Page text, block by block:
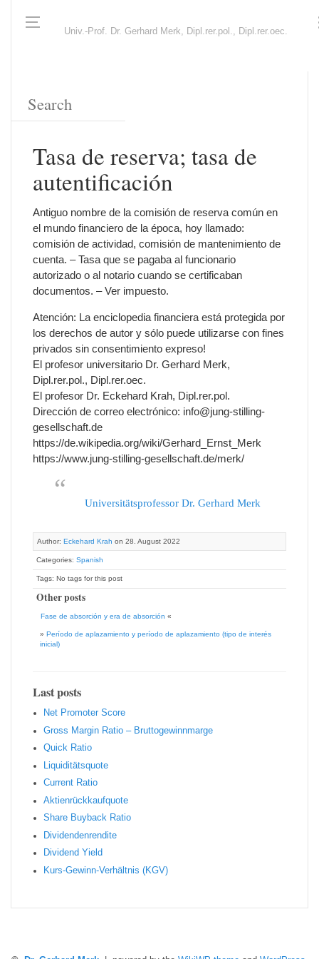
Univ.-Prof. Dr. Gerhard Merk, Dipl.rer.pol., Dipl.rer.oec.
Tasa de reserva; tasa de
autentificación
Antiguo nombre de la comisión de reserva común en
el mundo financiero de la época, hoy llamado:
comisión de actividad, comisión de mantenimiento de
cuenta. – Tasa que se pagaba al funcionario
autorizado o al notario cuando se certificaban
documentos. – Ver impuesto.
Atención: La enciclopedia financiera está protegida por
los derechos de autor y sólo puede utilizarse con fines
privados sin consentimiento expreso!
El profesor universitario Dr. Gerhard Merk,
Dipl.rer.pol., Dipl.rer.oec.
El profesor Dr. Eckehard Krah, Dipl.rer.pol.
Dirección de correo electrónico: info@jung-stilling-
gesellschaft.de
https://de.wikipedia.org/wiki/Gerhard_Ernst_Merk
https://www.jung-stilling-gesellschaft.de/merk/
Universitätsprofessor Dr. Gerhard Merk
Author: Eckehard Krah on 28. August 2022
Categories: Spanish
Tags: No tags for this post
Other posts
Fase de absorción y era de absorción «
» Período de aplazamiento y período de aplazamiento (tipo de interés
inicial)
Last posts
Net Promoter Score
Gro ss Margin Ratio – Bruttogewinnmarge
Quic k Ratio
Liquiditätsquote
Current Ratio
Aktienrückkaufquote
Sha re Buyback Ratio
Dividendenrendite
Dividend Yield
Kurs-Gewinn-Verhältnis (KGV)